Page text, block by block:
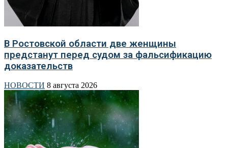
В Ростовской области две женщины
предстанут перед судом за фальсификацию
доказательств
НОВОСТИ 8 августа 2026